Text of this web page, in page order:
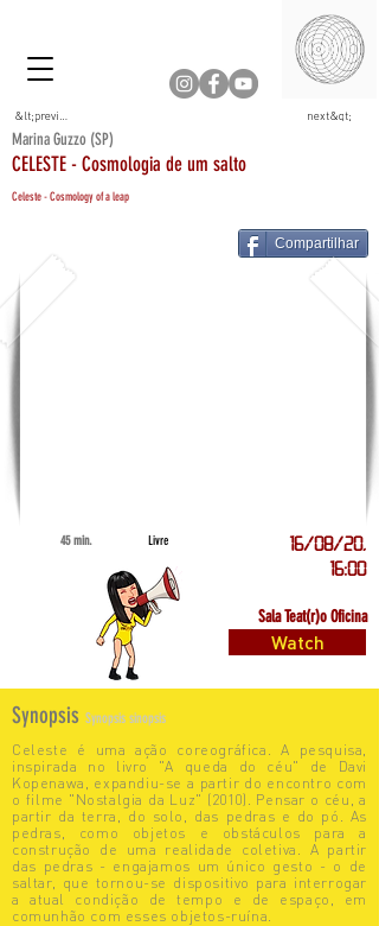
&lt;previous next&gt;
Marina Guzzo (SP)
CELESTE - Cosmologia de um salto
Celeste - Cosmology of a leap
Compartilhar
45 min. Livre
16/08/20,
16:00
Sala Teat(r)o Oficina
Watch
Synopsis Synopsis sinopsis
Celeste é uma ação coreográfica. A pesquisa,
inspirada no livro "A queda do céu" de Davi
Kopenawa, expandiu-se a partir do encontro com
o filme "Nostalgia da Luz" (2010). Pensar o céu, a
partir da terra, do solo, das pedras e do pó. As
pedras, como objetos e obstáculos para a
construção de uma realidade coletiva. A partir
das pedras - engajamos um único gesto - o de
saltar, que tornou-se dispositivo para interrogar
a atual condição de tempo e de espaço, em
comunhão com esses objetos-ruína.